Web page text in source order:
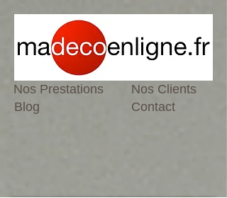
Blog
Nos Prestations
Contact
Nos Clients